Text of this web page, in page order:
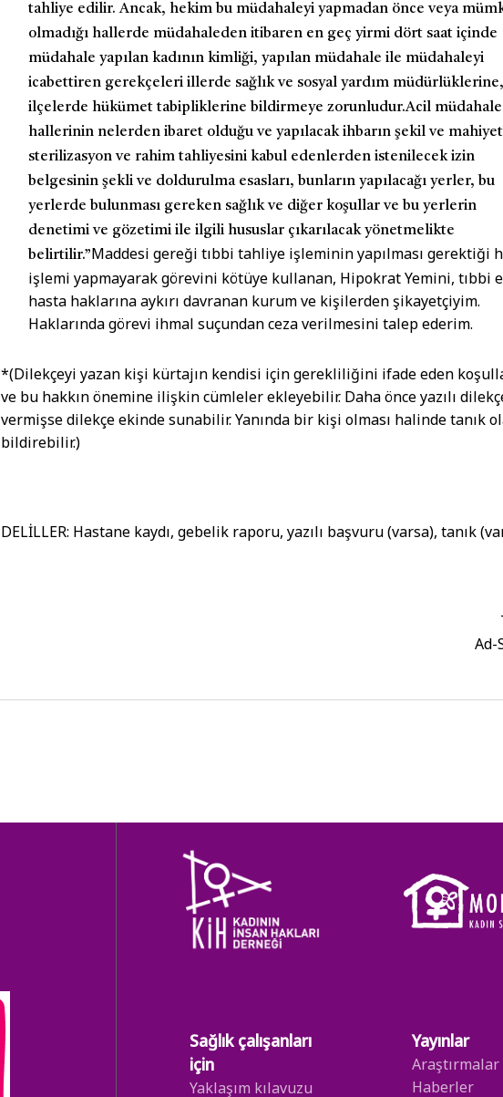
tahliye edilir. Ancak, hekim bu müdahaleyi yapmadan önce veya
olmadığı hallerde müdahaleden itibaren en geç yirmi dört saat içinde
müdahale yapılan kadının kimliği, yapılan müdahale ile müdahaleyi
icabettiren gerekçeleri illerde sağlık ve sosyal yardım müdürlüklerine,
ilçelerde hükümet tabipliklerine bildirmeye zorunludur.Acil müdahale
hallerinin nelerden ibaret olduğu ve yapılacak ihbarın şekil ve
sterilizasyon ve rahim tahliyesini kabul edenlerden istenilecek izin
belgesinin şekli ve doldurulma esasları, bunların yapılacağı yerler, bu
yerlerde bulunması gereken sağlık ve diğer koşullar ve bu yerlerin
denetimi ve gözetimi ile ilgili hususlar çıkarılacak yönetmelikte
belirtilir.”Maddesi gereği tıbbi tahliye işleminin yapılması gerektiği
işlemi yapmayarak görevini kötüye kullanan, Hipokrat Yemini, tıbbi
hasta haklarına aykırı davranan kurum ve kişilerden şikayetçiyim.
Haklarında görevi ihmal suçundan ceza verilmesini talep ederim.
*(Dilekçeyi yazan kişi kürtajın kendisi için gerekliliğini ifade eden
ve bu hakkın önemine ilişkin cümleler ekleyebilir. Daha önce yazılı
vermişse dilekçe ekinde sunabilir. Yanında bir kişi olması halinde tanık
bildirebilir.)
DELİLLER: Hastane kaydı, gebelik raporu, yazılı başvuru (varsa), tanık
Ad-
Sağlık çalışanları
için
Yaklaşım kılavuzu
Yayınlar
Araştırmalar
Haberler